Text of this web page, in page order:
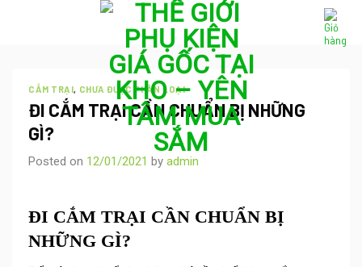
CẮM TRẠI, CHƯA ĐƯỢC PHÂN LOẠI
ĐI CẮM TRẠI CẦN CHUẨN BỊ NHỮNG
GÌ?
Posted on 12/01/2021 by admin
ĐI CẮM TRẠI CẦN CHUẨN BỊ
NHỮNG GÌ?